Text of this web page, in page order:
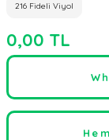
216 Fideli Viyol
0,00 TL